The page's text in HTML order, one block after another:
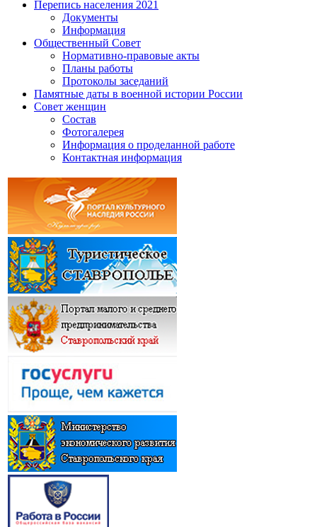
Перепись населения 2021
Документы
Информация
Общественный Совет
Нормативно-правовые акты
Планы работы
Протоколы заседаний
Памятные даты в военной истории России
Совет женщин
Состав
Фотогалерея
Информация о проделанной работе
Контактная информация